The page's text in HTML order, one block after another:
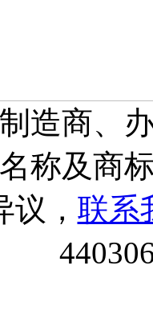
造商、
称及商
， 联系